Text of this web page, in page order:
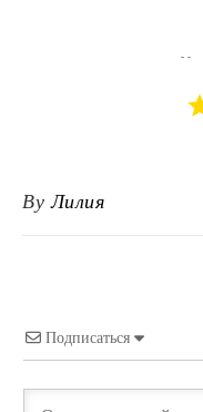
ByЛилия
Подписаться